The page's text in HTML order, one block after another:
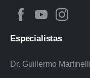
Especialistas
Dr. Guillermo Martinelli